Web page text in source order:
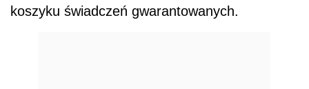
koszyku świadczeń gwarantowanych.